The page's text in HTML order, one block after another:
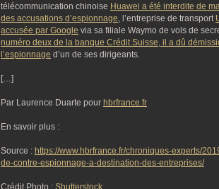
télécommunication chinoise Huawei a été interdite de
des accusations d’espionnage, l’entreprise de transport
accusée par Google via sa filiale Waymo de vols de
numéro deux de la banque Crédit Suisse, il a dû
l’espionnage d’un de ses dirigeants.
[…]
Par Laurence Duarte pour hbrfrance.fr
En savoir plus :
Source : https://www.hbrfrance.fr/chroniques-experts/
de-contre-espionnage-a-destination-des-entreprises/
Crédit Photo : Shutterstock